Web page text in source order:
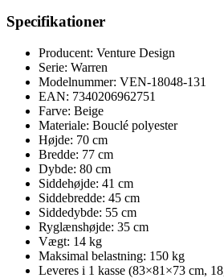
Specifikationer
Producent: Venture Design
Serie: Warren
Modelnummer: VEN-18048-131
EAN: 7340206962751
Farve: Beige
Materiale: Bouclé polyester
Højde: 70 cm
Bredde: 77 cm
Dybde: 80 cm
Siddehøjde: 41 cm
Siddebredde: 45 cm
Siddedybde: 55 cm
Ryglænshøjde: 35 cm
Vægt: 14 kg
Maksimal belastning: 150 kg
Leveres i 1 kasse (83×81×73 cm,